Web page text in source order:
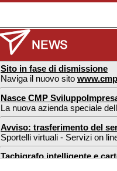
Sito in fase di dismissione
Naviga il nuovo sito
Nasce CMP
La nuova azienda speciale
Avviso: trasferimento del
Sportelli virtuali - Servizi on
Tachigrafo intelligente e